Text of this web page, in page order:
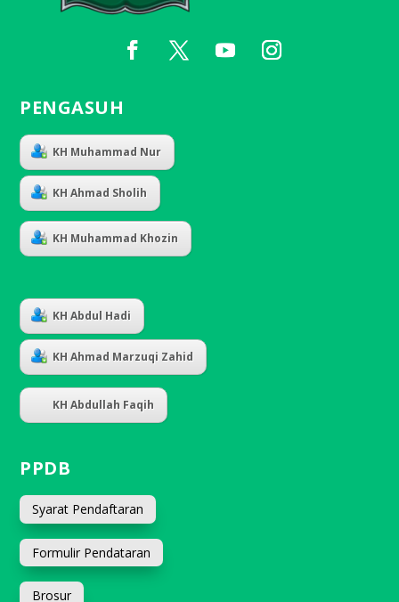
PENGASUH
KH Muhammad Nur
KH Ahmad Sholih
KH Muhammad Khozin
KH Abdul Hadi
KH Ahmad Marzuqi Zahid
KH Abdullah Faqih
PPDB
Syarat Pendaftaran
Formulir Pendataran
Brosur